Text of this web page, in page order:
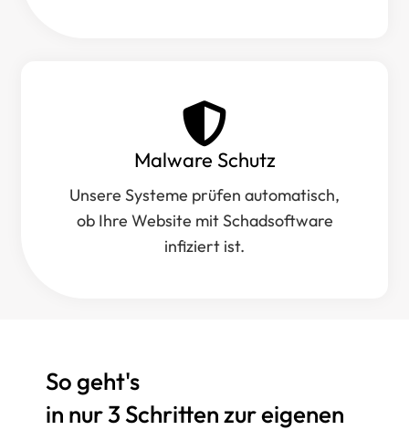
Malware Schutz
Unsere Systeme prüfen automatisch,
ob Ihre Website mit Schadsoftware
infiziert ist.
So geht's
in nur 3 Schritten zur eigenen